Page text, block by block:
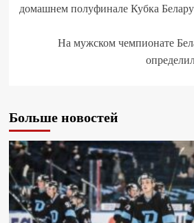
домашнем полуфинале Кубка
На мужском чемпионате
Больше новостей